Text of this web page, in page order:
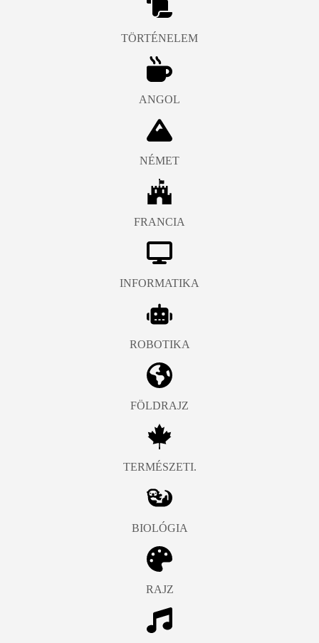
TÖRTÉNELEM
ANGOL
NÉMET
FRANCIA
INFORMATIKA
ROBOTIKA
FÖLDRAJZ
TERMÉSZETI.
BIOLÓGIA
RAJZ